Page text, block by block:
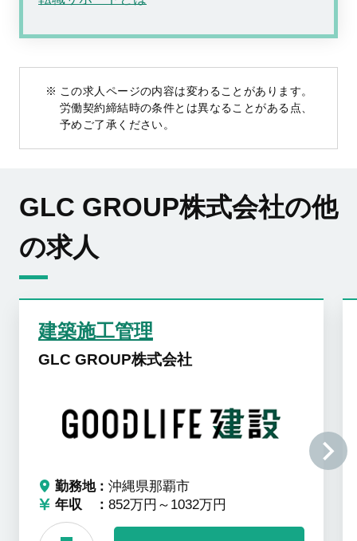
この求人ページの内容は変わることがあります。
労働契約締結時の条件とは異なることがある点、
予めご了承ください。
GLC GROUP株式会社の他
の求人
建築施工管理
GLC GROUP株式会社
勤務地
沖縄県那覇市
年収
852万円～1032万円